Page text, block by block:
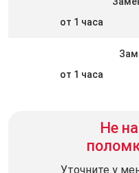
от 1 часа
от 1 часа
Не
Уточните у